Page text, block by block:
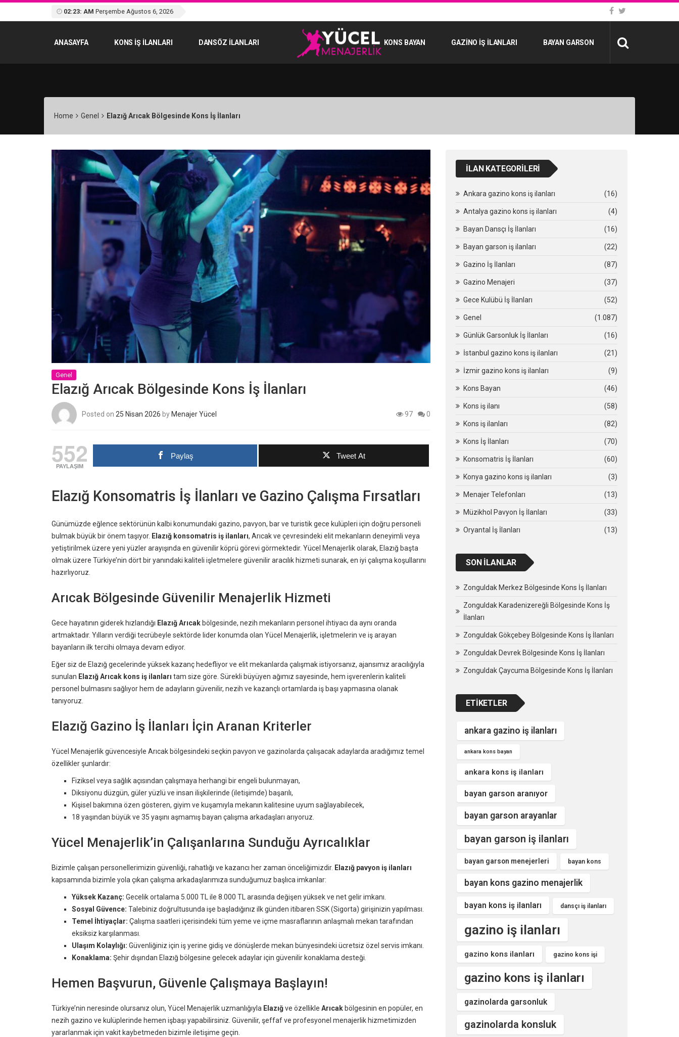
02:23: AM Perşembe Ağustos 6, 2026
ANASAYFA KONS IŞ ILANLARI DANSÖZ İLANLARI KONS BAYAN GAZINO İŞ İLANLARI BAYAN GARSON
Home Genel Elazığ Arıcak Bölgesinde Kons İş İlanları
Genel
Elazığ Arıcak Bölgesinde Kons İş İlanları
Posted on 25 Nisan 2026 byMenajer Yücel 97 0
552
PAYLAŞIM
Paylaş Tweet At
Elazığ Konsomatris İş İlanları ve Gazino Çalışma Fırsatları
Günümüzde eğlence sektörünün kalbi konumundaki gazino, pavyon, bar ve turistik gece kulüpleri için doğru personeli
bulmak büyük bir önem taşıyor. Elazığ konsomatris iş ilanları, Arıcak ve çevresindeki elit mekanların deneyimli veya
yetiştirilmek üzere yeni yüzler arayışında en güvenilir köprü görevi görmektedir. Yücel Menajerlik olarak, Elazığ başta
olmak üzere Türkiye’nin dört bir yanındaki kaliteli işletmelere güvenilir aracılık hizmeti sunarak, en iyi çalışma koşullarını
hazırlıyoruz.
Arıcak Bölgesinde Güvenilir Menajerlik Hizmeti
Gece hayatının giderek hızlandığı Elazığ Arıcak bölgesinde, nezih mekanların personel ihtiyacı da aynı oranda
artmaktadır. Yılların verdiği tecrübeyle sektörde lider konumda olan Yücel Menajerlik, işletmelerin ve iş arayan
bayanların ilk tercihi olmaya devam ediyor.
Eğer siz de Elazığ gecelerinde yüksek kazanç hedefliyor ve elit mekanlarda çalışmak istiyorsanız, ajansımız aracılığıyla
sunulan Elazığ Arıcak kons iş ilanları tam size göre. Sürekli büyüyen ağımız sayesinde, hem işverenlerin kaliteli
personel bulmasını sağlıyor hem de adayların güvenilir, nezih ve kazançlı ortamlarda iş başı yapmasına olanak
tanıyoruz.
Elazığ Gazino İş İlanları İçin Aranan Kriterler
Yücel Menajerlik güvencesiyle Arıcak bölgesindeki seçkin pavyon ve gazinolarda çalışacak adaylarda aradığımız temel
özellikler şunlardır:
Fiziksel veya sağlık açısından çalışmaya herhangi bir engeli bulunmayan,
Diksiyonu düzgün, güler yüzlü ve insan ilişkilerinde (iletişimde) başarılı,
Kişisel bakımına özen gösteren, giyim ve kuşamıyla mekanın kalitesine uyum sağlayabilecek,
18 yaşından büyük ve 35 yaşını aşmamış bayan çalışma arkadaşları arıyoruz.
Yücel Menajerlik’in Çalışanlarına Sunduğu Ayrıcalıklar
Bizimle çalışan personellerimizin güvenliği, rahatlığı ve kazancı her zaman önceliğimizdir. Elazığ pavyon iş ilanları
kapsamında bizimle yola çıkan çalışma arkadaşlarımıza sunduğumuz başlıca imkanlar:
Yüksek Kazanç: Gecelik ortalama 5.000 TL ile 8.000 TL arasında değişen yüksek ve net gelir imkanı.
Sosyal Güvence: Talebiniz doğrultusunda işe başladığınız ilk günden itibaren SSK (Sigorta) girişinizin yapılması.
Temel İhtiyaçlar: Çalışma saatleri içerisindeki tüm yeme ve içme masraflarının anlaşmalı mekan tarafından
eksiksiz karşılanması.
Ulaşım Kolaylığı: Güvenliğiniz için iş yerine gidiş ve dönüşlerde mekan bünyesindeki ücretsiz özel servis imkanı.
Konaklama: Şehir dışından Elazığ bölgesine gelecek adaylar için güvenilir konaklama desteği.
Hemen Başvurun, Güvenle Çalışmaya Başlayın!
Türkiye’nin neresinde olursanız olun, Yücel Menajerlik uzmanlığıyla Elazığve özellikle Arıcak bölgesinin en popüler, en
nezih gazino ve kulüplerinde hemen işbaşı yapabilirsiniz. Güvenilir, şeffaf ve profesyonel menajerlik hizmetimizden
yararlanmak için vakit kaybetmeden bizimle iletişime geçin.
İLAN KATEGORILERI
Ankara gazino kons iş ilanları (16)
Antalya gazino kons iş ilanları (4)
Bayan Dansçı İş İlanları (16)
Bayan garson iş ilanları (22)
Gazino İş İlanları (87)
Gazino Menajeri (37)
Gece Kulübü İş İlanları (52)
Genel (1.087)
Günlük Garsonluk İş İlanları (16)
İstanbul gazino kons iş ilanları (21)
İzmir gazino kons iş ilanları (9)
Kons Bayan (46)
Kons iş ilanı (58)
Kons iş ilanları (82)
Kons İş İlanları (70)
Konsomatris İş İlanları (60)
Konya gazino kons iş ilanları (3)
Menajer Telefonları (13)
Müzikhol Pavyon İş İlanları (33)
Oryantal İş İlanları (13)
SON İLANLAR
Zonguldak Merkez Bölgesinde Kons İş İlanları
Zonguldak Karadenizereğli Bölgesinde Kons İş
İlanları
Zonguldak Gökçebey Bölgesinde Kons İş İlanları
Zonguldak Devrek Bölgesinde Kons İş İlanları
Zonguldak Çaycuma Bölgesinde Kons İş İlanları
ETIKETLER
ankara gazino iş ilanları
ankara kons bayan
ankara kons iş ilanları
bayan garson aranıyor
bayan garson arayanlar
bayan garson iş ilanları
bayan garson menejerleri bayan kons
bayan kons gazino menajerlik
bayan kons iş ilanları dansçı iş ilanları
gazino iş ilanları
gazino kons ilanları gazino kons işi
gazino kons iş ilanları
gazinolarda garsonluk
gazinolarda konsluk